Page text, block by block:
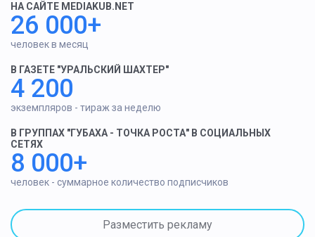
НА САЙТЕ MEDIAKUB.NET
26 000+
человек в месяц
В ГАЗЕТЕ "УРАЛЬСКИЙ ШАХТЕР"
4 200
экземпляров - тираж за неделю
В ГРУППАХ "ГУБАХА - ТОЧКА РОСТА" В СОЦИАЛЬНЫХ
СЕТЯХ
8 000+
человек - суммарное количество подписчиков
Разместить рекламу